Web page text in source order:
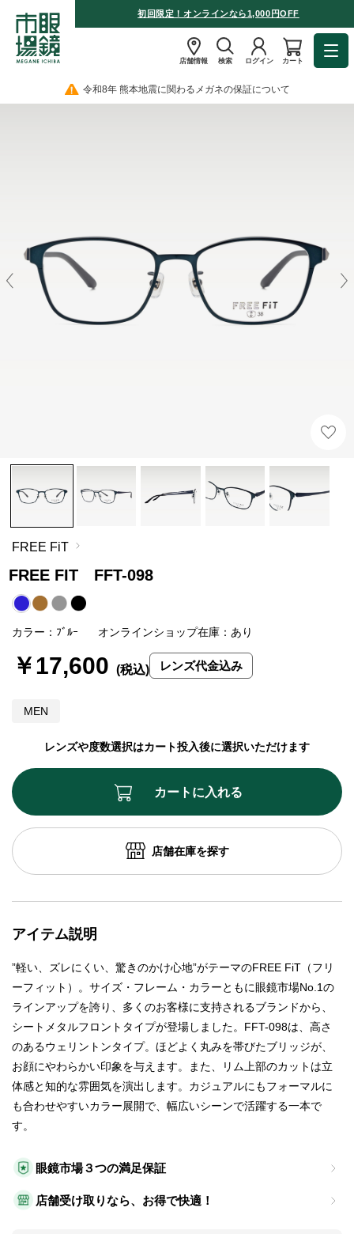
初回限定！オンラインなら1,000円OFF
店舗情報 検索 ログイン カート
令和8年 熊本地震に関わるメガネの保証について
FREE FiT
FREE FIT FFT-098
MEN
カラー：ﾌﾞﾙｰ オンラインショップ在庫：あり
レンズや度数選択はカート投入後に選択いただけます
￥17,600 レンズ代金込み
眼鏡市場３つの満足保証
店舗受け取りなら、お得で快適！
カートに入れる
店舗在庫を探す
アイテム説明
”軽い、ズレにくい、驚きのかけ心地”がテーマのFREE FiT（フリ
ーフィット）。サイズ・フレーム・カラーともに眼鏡市場No.1の
ラインアップを誇り、多くのお客様に支持されるブランドから、
シートメタルフロントタイプが登場しました。FFT-098は、高さ
のあるウェリントンタイプ。ほどよく丸みを帯びたブリッジが、
お顔にやわらかい印象を与えます。また、リム上部のカットは立
体感と知的な雰囲気を演出します。カジュアルにもフォーマルに
も合わせやすいカラー展開で、幅広いシーンで活躍する一本で
す。